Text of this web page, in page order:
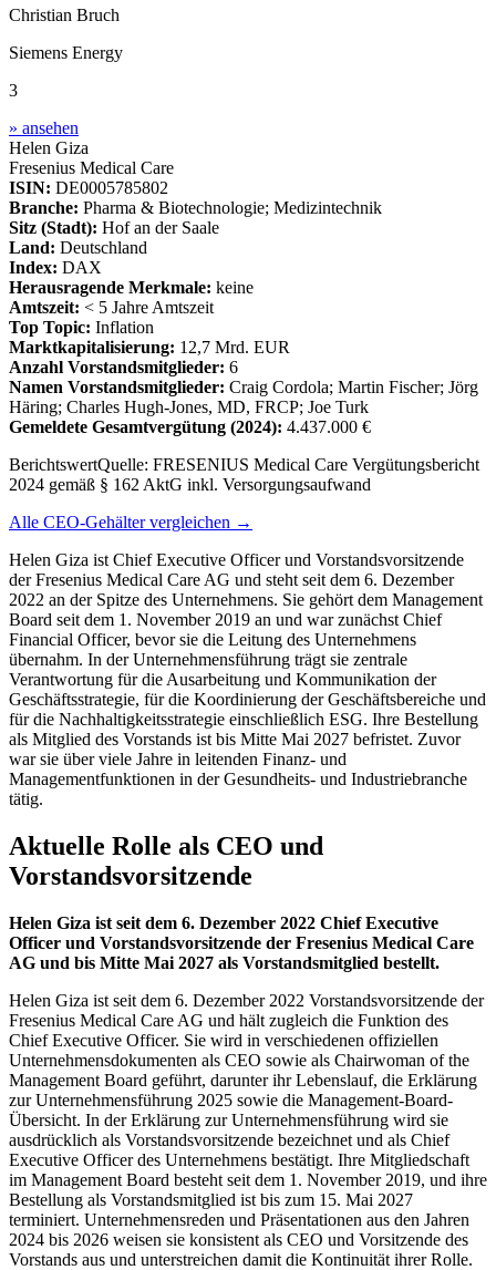
Christian Bruch
Siemens Energy
3
» ansehen
Helen Giza
Fresenius Medical Care
ISIN: DE0005785802
Branche: Pharma & Biotechnologie; Medizintechnik
Sitz (Stadt): Hof an der Saale
Land: Deutschland
Index: DAX
Herausragende Merkmale: keine
Amtszeit: < 5 Jahre Amtszeit
Top Topic: Inflation
Marktkapitalisierung: 12,7 Mrd. EUR
Anzahl Vorstandsmitglieder: 6
Namen Vorstandsmitglieder: Craig Cordola; Martin Fischer; Jörg
Häring; Charles Hugh-Jones, MD, FRCP; Joe Turk
Gemeldete Gesamtvergütung (2024): 4.437.000 €
BerichtswertQuelle: FRESENIUS Medical Care Vergütungsbericht
2024 gemäß § 162 AktG inkl. Versorgungsaufwand
Alle CEO-Gehälter vergleichen →
Helen Giza ist Chief Executive Officer und Vorstandsvorsitzende
der Fresenius Medical Care AG und steht seit dem 6. Dezember
2022 an der Spitze des Unternehmens. Sie gehört dem Management
Board seit dem 1. November 2019 an und war zunächst Chief
Financial Officer, bevor sie die Leitung des Unternehmens
übernahm. In der Unternehmensführung trägt sie zentrale
Verantwortung für die Ausarbeitung und Kommunikation der
Geschäftsstrategie, für die Koordinierung der Geschäftsbereiche und
für die Nachhaltigkeitsstrategie einschließlich ESG. Ihre Bestellung
als Mitglied des Vorstands ist bis Mitte Mai 2027 befristet. Zuvor
war sie über viele Jahre in leitenden Finanz- und
Managementfunktionen in der Gesundheits- und Industriebranche
tätig.
Aktuelle Rolle als CEO und
Vorstandsvorsitzende
Helen Giza ist seit dem 6. Dezember 2022 Chief Executive
Officer und Vorstandsvorsitzende der Fresenius Medical Care
AG und bis Mitte Mai 2027 als Vorstandsmitglied bestellt.
Helen Giza ist seit dem 6. Dezember 2022 Vorstandsvorsitzende der
Fresenius Medical Care AG und hält zugleich die Funktion des
Chief Executive Officer. Sie wird in verschiedenen offiziellen
Unternehmensdokumenten als CEO sowie als Chairwoman of the
Management Board geführt, darunter ihr Lebenslauf, die Erklärung
zur Unternehmensführung 2025 sowie die Management-Board-
Übersicht. In der Erklärung zur Unternehmensführung wird sie
ausdrücklich als Vorstandsvorsitzende bezeichnet und als Chief
Executive Officer des Unternehmens bestätigt. Ihre Mitgliedschaft
im Management Board besteht seit dem 1. November 2019, und ihre
Bestellung als Vorstandsmitglied ist bis zum 15. Mai 2027
terminiert. Unternehmensreden und Präsentationen aus den Jahren
2024 bis 2026 weisen sie konsistent als CEO und Vorsitzende des
Vorstands aus und unterstreichen damit die Kontinuität ihrer Rolle.